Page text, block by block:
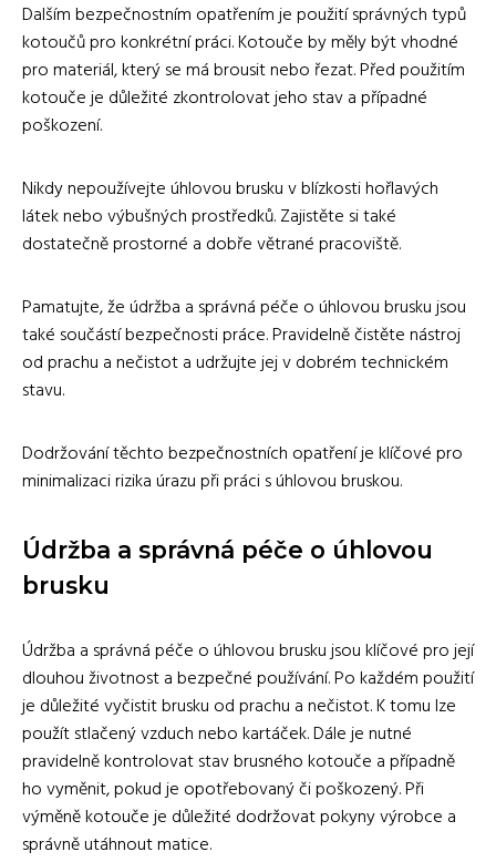
Dalším bezpečnostním opatřením je použití správných typů
kotoučů pro konkrétní práci. Kotouče by měly být vhodné
pro materiál, který se má brousit nebo řezat. Před použitím
kotouče je důležité zkontrolovat jeho stav a případné
poškození.
Nikdy nepoužívejte úhlovou brusku v blízkosti hořlavých
látek nebo výbušných prostředků. Zajistěte si také
dostatečně prostorné a dobře větrané pracoviště.
Pamatujte, že údržba a správná péče o úhlovou brusku jsou
také součástí bezpečnosti práce. Pravidelně čistěte nástroj
od prachu a nečistot a udržujte jej v dobrém technickém
stavu.
Dodržování těchto bezpečnostních opatření je klíčové pro
minimalizaci rizika úrazu při práci s úhlovou bruskou.
Údržba a správná péče o úhlovou
brusku
Údržba a správná péče o úhlovou brusku jsou klíčové pro její
dlouhou životnost a bezpečné používání. Po každém použití
je důležité vyčistit brusku od prachu a nečistot. K tomu lze
použít stlačený vzduch nebo kartáček. Dále je nutné
pravidelně kontrolovat stav brusného kotouče a případně
ho vyměnit, pokud je opotřebovaný či poškozený. Při
výměně kotouče je důležité dodržovat pokyny výrobce a
správně utáhnout matice.